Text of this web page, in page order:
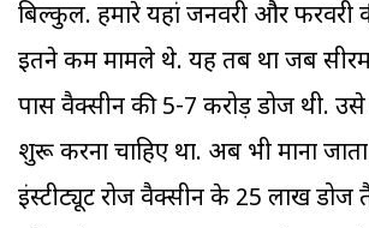
बिल्कुल. हमारे यहां जनवरी और
इतने कम मामले थे. यह तब था जब
पास वैक्सीन की 5-7 करोड़ डोज थी.
शुरू करना चाहिए था. अब भी माना
इंस्टीट्यूट रोज वैक्सीन के 25 लाख डोज